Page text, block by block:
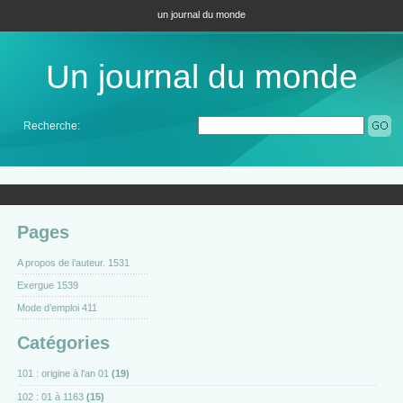
un journal du monde
Un journal du monde
Recherche:
Pages
A propos de l’auteur. 1531
Exergue 1539
Mode d’emploi 411
Catégories
101 : origine à l'an 01 (19)
102 : 01 à 1163 (15)